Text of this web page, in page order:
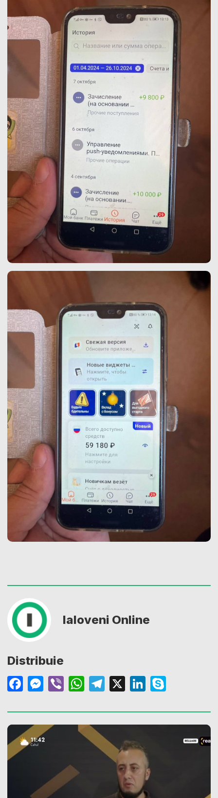
Ialoveni Online
Distribuie
Facebook
Messenger
ViberWhatsApp
Telegram
X LinkedIn